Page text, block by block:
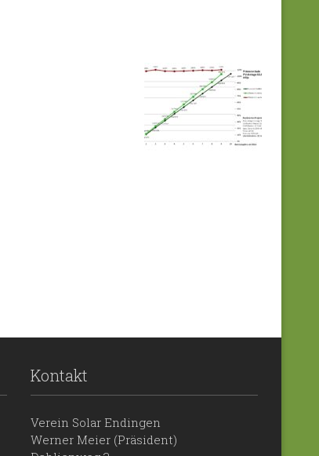
Kontakt
Verein Solar Endingen
Werner Meier (Präsident)